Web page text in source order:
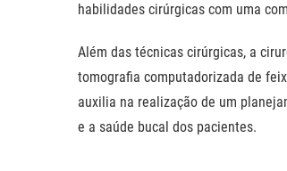
habilidades cirúrgicas com uma
Além das técnicas cirúrgicas, a
tomografia computadorizada de
auxilia na realização de um
e a saúde bucal dos pacientes.